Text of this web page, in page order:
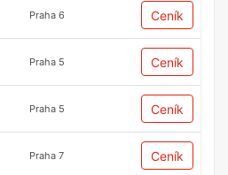
Praha 6 Ceník
Praha 5 Ceník
Praha 5 Ceník
Praha 7 Ceník